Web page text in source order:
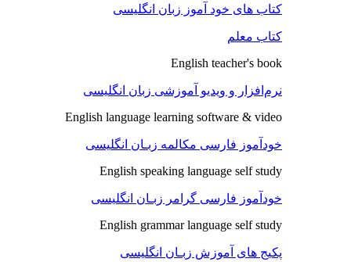
کتاب های خود آموز زبان انگلیسی
کتاب معلم
English teacher's book
نرم‌افزار و ویدیو آموزشی زبان انگلیسی
English language learning software & video
خودآموز فارسی مکالمه زبـان انگلیسی
English speaking language self study
خودآموز فارسی گرامر زبـان انگلیسی
English grammar language self study
پکیج های آموزش زبـان انگلیسی